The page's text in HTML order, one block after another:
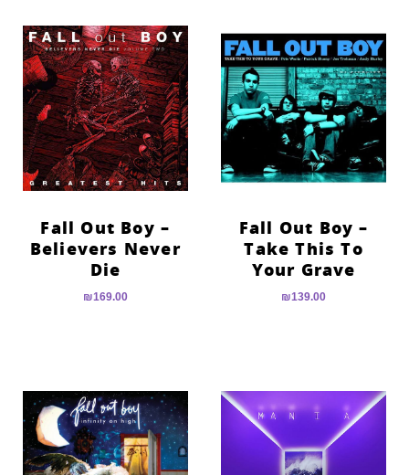
Fall Out Boy –
Take This To
Your Grave
₪139.00
Fall Out Boy –
Believers Never
Die
₪169.00